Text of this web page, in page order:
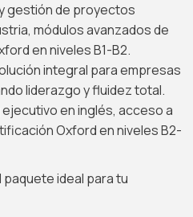
gestión de proyectos
módulos avanzados de
en niveles B1-B2.
integral para empresas
liderazgo y fluidez total.
en inglés, acceso a
Oxford en niveles B2-
ideal para tu